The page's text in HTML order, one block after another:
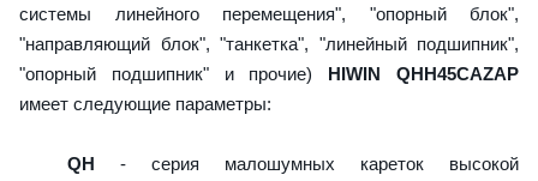
системы линейного перемещения", "опорный блок",
"направляющий блок", "танкетка", "линейный подшипник",
"опорный подшипник" и прочие) HIWIN QHH45CAZAP
имеет следующие параметры:
QH - серия малошумных кареток высокой